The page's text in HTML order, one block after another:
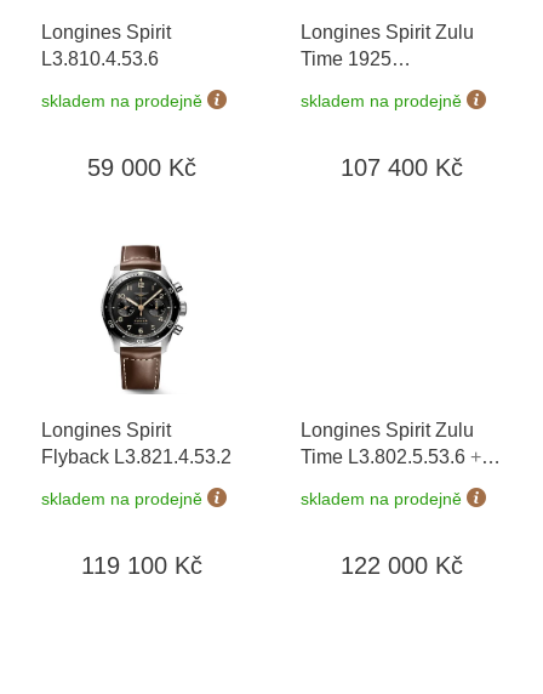
Longines Spirit
L3.810.4.53.6
skladem na prodejně
59 000 Kč
Longines Spirit Zulu
Time 1925
náhradní řemínek+
výměny do 90 dní
skladem na prodejně
107 400 Kč
Longines Spirit
Flyback L3.821.4.53.2
skladem na prodejně
119 100 Kč
Longines Spirit Zulu
Time L3.802.5.53.6 +
záruka 5 let + možnost
výměny do 90 dní
skladem na prodejně
122 000 Kč